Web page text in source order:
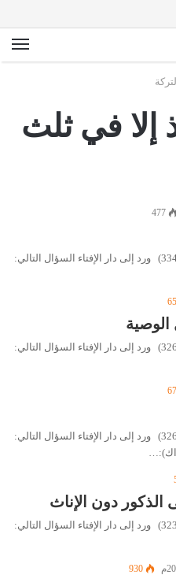
إلا في ثلث
477
بِسْمِ اللهِ الرَّحْمَنِ الرَّحِيمِ رقم الفتوى (3348) ورد إلى دار الإفتاء السؤال التالي:
بِسْمِ اللهِ الرَّحْمَنِ الرَّحِيمِ رقم الفتوى (3268) ورد إلى دار الإفتاء السؤال التالي:
بِسْمِ اللهِ الرَّحْمَنِ الرَّحِيمِ رقم الفتوى (3264) ورد إلى دار الإفتاء السؤال التالي:
دون الإناث
بِسْمِ اللهِ الرَّحْمَنِ الرَّحِيمِ رقم الفتوى (3231) ورد إلى دار الإفتاء السؤال التالي:
930